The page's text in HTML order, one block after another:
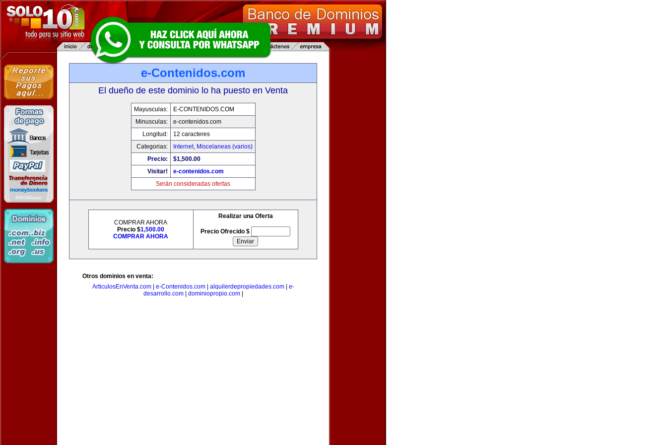
e-Contenidos.com
El dueño de este dominio lo ha puesto en Venta
Mayusculas:
E-CONTENIDOS.COM
Minusculas:
e-contenidos.com
Longitud:
12 caracteres
Categorias:
Internet, Miscelaneas (varios)
Precio:
$1,500.00
Visitar!
e-contenidos.com
Serán consideradas ofertas
COMPRAR AHORA
Precio $1,500.00
COMPRAR AHORA
Realizar una Oferta
Precio Ofrecido $
Otros dominios en venta:
ArticulosEnVenta.com| e-Contenidos.com| alquilerdepropiedades.com| e-
desarrollo.com| dominiopropio.com|